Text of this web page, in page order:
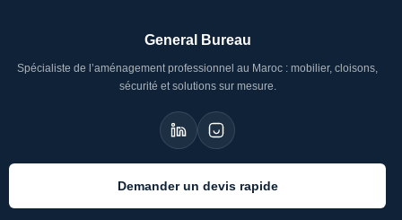
General Bureau
Spécialiste de l’aménagement professionnel au Maroc : mobilier, cloisons,
sécurité et solutions sur mesure.
Demander un devis rapide